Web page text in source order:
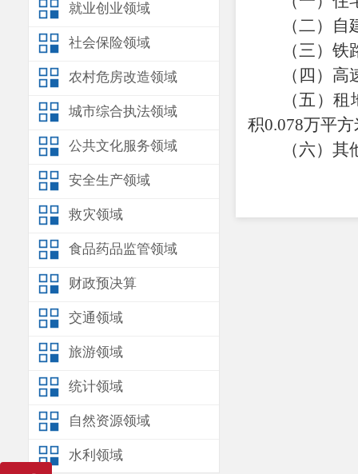
就业创业领域
社会保险领域
农村危房改造领域
城市综合执法领域
公共文化服务领域
安全生产领域
救灾领域
食品药品监管领域
财政预决算
交通领域
旅游领域
统计领域
自然资源领域
水利领域
（二）
（三） 铁
（四）
（五 ）租
积0.078万平方
（六） 其